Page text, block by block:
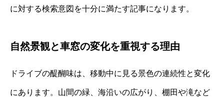
に対する検索意図を十分に満たす記事になります。
自然景観と車窓の変化を重視する理由
ドライブの醍醐味は、移動中に見る景色の連続性と変化
にあります。山間の緑、海沿いの広がり、棚田や滝など